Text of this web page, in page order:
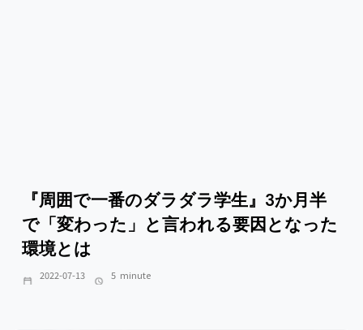
『周囲で一番のダラダラ学生』3か月半
で「変わった」と言われる要因となった
環境とは
2022-07-13 5 minute